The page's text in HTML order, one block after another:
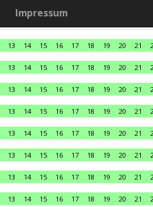
Impressum
13 14 15 16 17 18 19 20 21
13 14 15 16 17 18 19 20 21
13 14 15 16 17 18 19 20 21
13 14 15 16 17 18 19 20 21
13 14 15 16 17 18 19 20 21
13 14 15 16 17 18 19 20 21
13 14 15 16 17 18 19 20 21
13 14 15 16 17 18 19 20 21